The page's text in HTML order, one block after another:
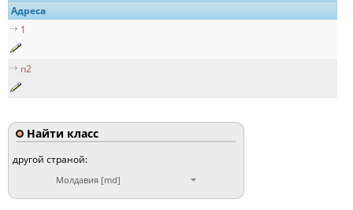
Адреса
1
n2
Найти класс
другой страной:
Молдавия [md]